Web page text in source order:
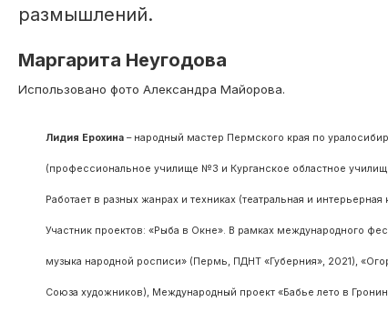
размышлений.
Маргарита Неугодова
Использовано фото Александра Майорова.
Лидия Ерохина – народный мастер Пермского края по
(профессиональное училище №3 и Курганское областное
Работает в разных жанрах и техниках (театральная и
Участник проектов: «Рыба в Окне». В рамках международного
музыка народной росписи» (Пермь, ПДНТ «Губерния», 2021),
Союза художников), Международный проект «Бабье лето в